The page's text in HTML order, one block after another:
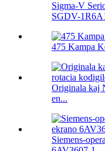
Sigma-V
SGDV-
475 Kampa
Originala kaj
en...
Siemens-